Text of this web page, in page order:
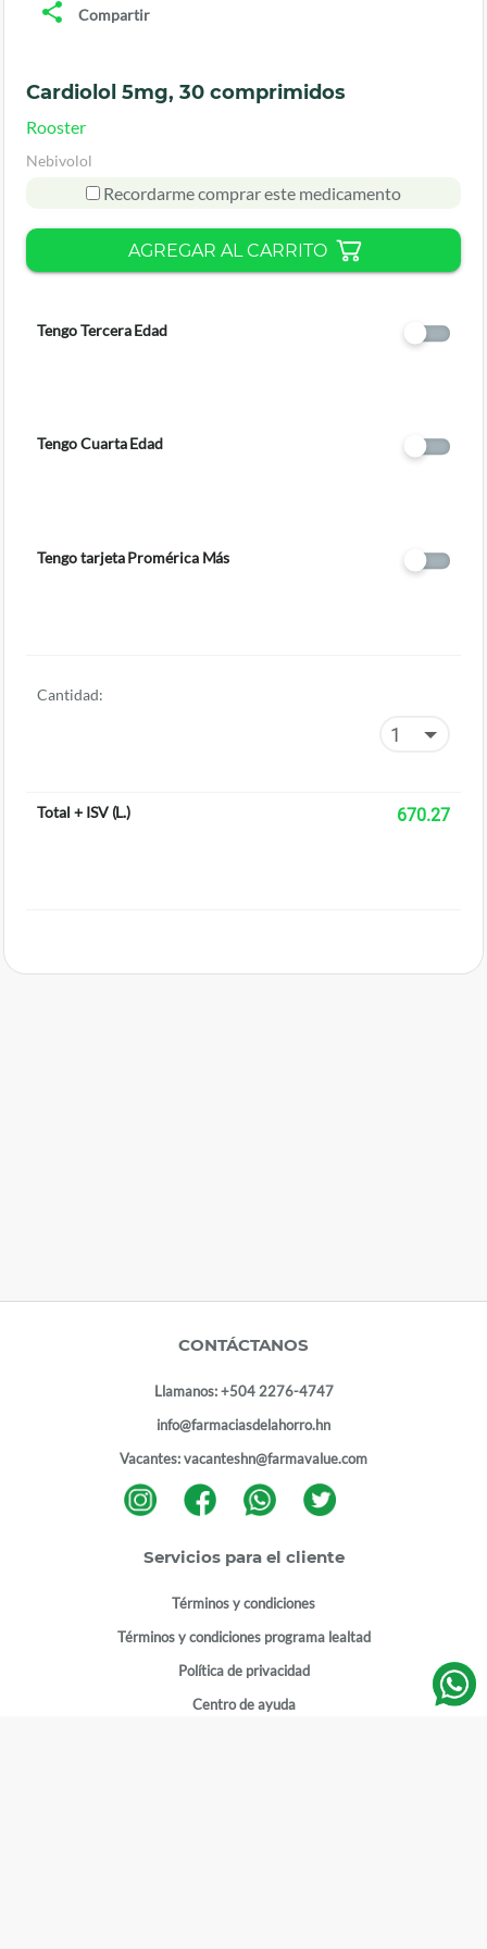
Compartir
Cardiolol 5mg, 30 comprimidos
Rooster
Nebivolol
Recordarme comprar este medicamento
AGREGAR AL CARRITO
Tengo Tercera Edad
Tengo Cuarta Edad
Tengo tarjeta Promérica Más
Cantidad:
Total + ISV(L.) 670.27
CONTÁCTANOS
Llamanos:+504 2276-4747
info@farmaciasdelahorro.hn
Vacantes:vacanteshn@farmavalue.com
Servicios para el cliente
Términos y condiciones
Términos y condiciones programa lealtad
Política de privacidad
Centro de ayuda